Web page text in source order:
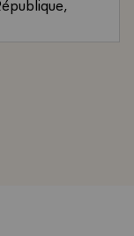
entrée
de la